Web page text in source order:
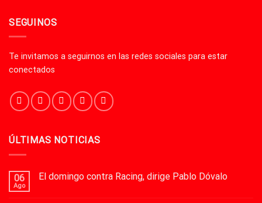
SEGUINOS
Te invitamos a seguirnos en las redes sociales para estar
conectados
ÚLTIMAS NOTICIAS
06
Ago
El domingo contra Racing, dirige Pablo Dóvalo